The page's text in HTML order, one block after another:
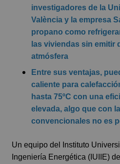
investigadores de la
València y la empresa
propano como
las viviendas sin emitir
atmósfera
Entre sus ventajas,
caliente para
hasta 75ºC con una
elevada, algo que con
convencionales no es
Un equipo del Instituto
Ingeniería Energética (IUIIE)